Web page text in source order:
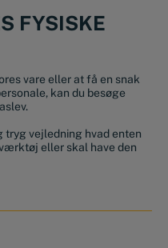
FYSISKE
vare eller at få en snak
kan du besøge
tryg vejledning hvad enten
eller skal have den